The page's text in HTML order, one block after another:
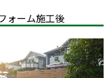
ォーム施工後